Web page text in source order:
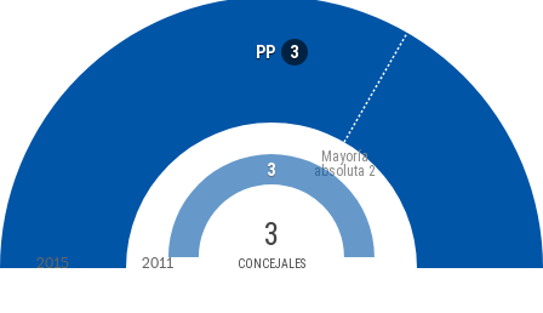
PP 3
3
CONCEJALES
Mayoría
absoluta 2
3
2015 2011